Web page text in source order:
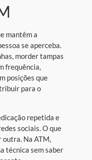
mantêm a
se aperceba.
morder tampas
frequência,
posições que
para o
repetida e
sociais. O que
Na ATM,
técnica sem saber